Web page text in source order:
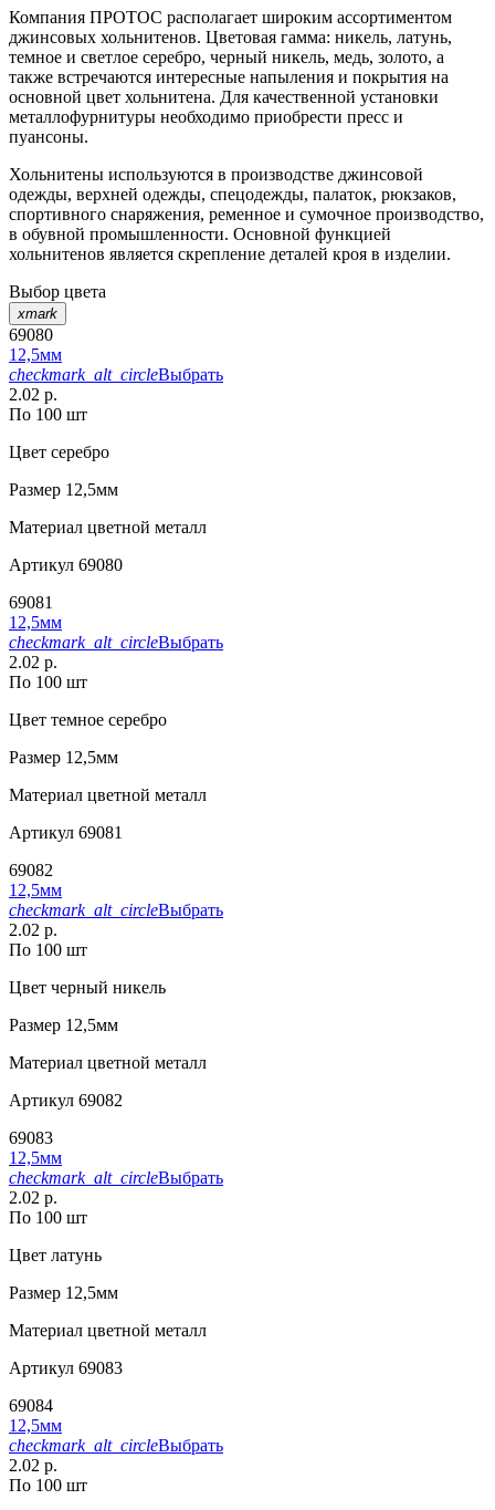
Компания ПРОТОС располагает широким ассортиментом
джинсовых хольнитенов. Цветовая гамма: никель, латунь,
темное и светлое серебро, черный никель, медь, золото, а
также встречаются интересные напыления и покрытия на
основной цвет хольнитена. Для качественной установки
металлофурнитуры необходимо приобрести пресс и
пуансоны.
Хольнитены используются в производстве джинсовой
одежды, верхней одежды, спецодежды, палаток, рюкзаков,
спортивного снаряжения, ременное и сумочное производство,
в обувной промышленности. Основной функцией
хольнитенов является скрепление деталей кроя в изделии.
Выбор цвета
xmark
69080
12,5мм
checkmark_alt_circleВыбрать
2.02 р.
По 100 шт
Цвет серебро
Размер 12,5мм
Материал цветной металл
Артикул 69080
69081
12,5мм
checkmark_alt_circleВыбрать
2.02 р.
По 100 шт
Цвет темное серебро
Размер 12,5мм
Материал цветной металл
Артикул 69081
69082
12,5мм
checkmark_alt_circleВыбрать
2.02 р.
По 100 шт
Цвет черный никель
Размер 12,5мм
Материал цветной металл
Артикул 69082
69083
12,5мм
checkmark_alt_circleВыбрать
2.02 р.
По 100 шт
Цвет латунь
Размер 12,5мм
Материал цветной металл
Артикул 69083
69084
12,5мм
checkmark_alt_circleВыбрать
2.02 р.
По 100 шт